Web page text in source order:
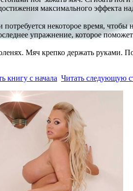
максимального эффекта
некоторое время, чтобы
упражнение, которое
Мяч крепко держать руками.
книгу с начала Читать следующую